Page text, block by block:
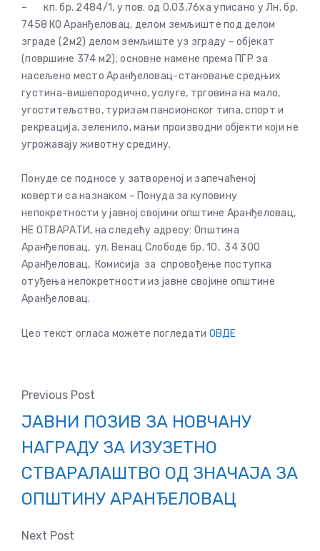
– кп. бр. 2484/1, у пов. од 0.03,76ха уписано у Лн. бр.
7458 КО Аранђеловац, делом земљиште под делом
зграде (2м2) делом земљиште уз зграду – објекат
(површине 374 м2); основне намене према ПГР за
насељено место Аранђеловац-становање средњих
густина-вишепородично, услуге, трговина на мало,
угоститељство, туризам пансионског типа, спорт и
рекреација, зеленило, мањи производни објекти који не
угрожавају животну средину.
Понуде се подносе у затвореној и запечаћеној
коверти са назнаком – Понуда за куповину
непокретности у јавној својини општине Аранђеловац,
НЕ ОТВАРАТИ, на следећу адресу: Општина
Аранђеловац, ул. Венац Слободе бр. 10, 34 300
Аранђеловац, Комисија за спровођење поступка
отуђења непокретности из јавне својине општине
Аранђеловац.
Цео текст огласа можете погледати ОВДЕ
Previous Post
ЈАВНИ ПОЗИВ ЗА НОВЧАНУ
НАГРАДУ ЗА ИЗУЗЕТНО
СТВАРАЛАШТВО ОД ЗНАЧАЈА ЗА
ОПШТИНУ АРАНЂЕЛОВАЦ
Next Post